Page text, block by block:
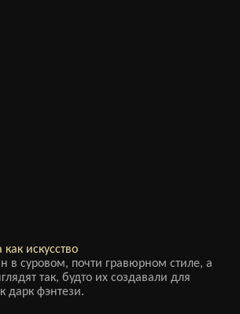
искусство
в суровом, почти гравюрном стиле, а
так, будто их создавали для
дарк фэнтези.